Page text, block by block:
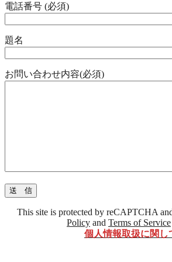
電話番号 (必須)
題名
お問い合わせ内容(必須)
This site is protected by reCAPTCHA
Policy and Terms of Service
個人情報取扱に関し